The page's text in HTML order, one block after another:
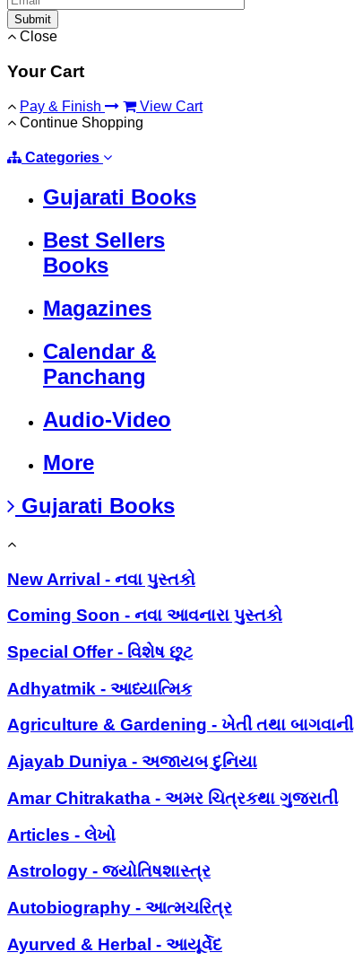
Submit
Close
Your Cart
Pay & Finish
View Cart
Continue Shopping
Categories
Gujarati Books
Best Sellers
Books
Magazines
Calendar &
Panchang
Audio-Video
More
Gujarati Books
New Arrival - નવા પુસ્તકો
Coming Soon - નવા આવનારા પુસ્તકો
Special Offer - વિશેષ છૂટ
Adhyatmik - આધ્યાત્મિક
Agriculture & Gardening - ખેતી તથા બાગવાની
Ajayab Duniya - અજાયબ દુનિયા
Amar Chitrakatha - અમર ચિત્રકથા ગુજરાતી
Articles - લેખો
Astrology - જ્યોતિષશાસ્ત્ર
Autobiography - આત્મચરિત્ર
Ayurved & Herbal - આયૂર્વેદ